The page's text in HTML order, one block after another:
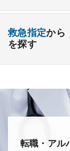
心療内科 泌
皮膚科
放射線科 救
後期研修可能
オンコールなし
検査
救急指定から
を探す
転職・アル